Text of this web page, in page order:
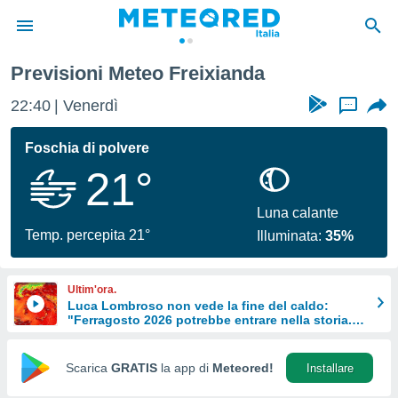
di
per
le
di
Web
Previsioni Meteo Freixianda
22:40 Venerdì ...
Foschia di polvere
21°
Temp. percepita 21°
Luna calante
Illuminata:35%
Ultim'ora.
Luca Lombroso non vede la fine del caldo:
"Ferragosto 2026 potrebbe entrare nella storia.
Scarica GRATIS la app di Meteored! Installare